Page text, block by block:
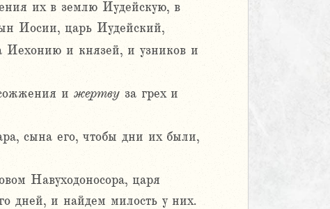
их в землю Иудейскую, в
Иосии, царь Иудейский,
Иехонию и князей, и узников и
и жертву за грех и
сына его, чтобы дни их были,
Навуходоносора, царя
дней, и найдем милость у них.